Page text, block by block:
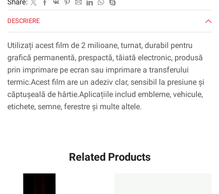
45,72
m
Share:
DESCRIERE
Utilizați acest film de 2 milioane, turnat, durabil pentru
grafică permanentă, prespactă, tăiată electronic, produsă
prin imprimare pe ecran sau imprimare a transferului
termic.Acest film are un adeziv clar, sensibil la presiune și
căptușeală de hârtie.Aplicațiile includ embleme, vehicule,
etichete, semne, ferestre și multe altele.
Related Products